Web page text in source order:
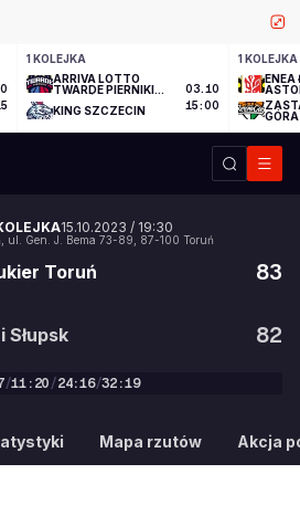
1 KOLEJKA
ARRIVA LOTTO
TWARDE PIERNIKI
KING SZCZECIN
03.10
15:00
1 KOLEJKA
ENEA
GÓRA
15.10.2023 / 19:30
ul. Gen. J. Bema 73-89 87-100 Toruń
Toruń 83
82
Słupsk
/11: 20 /24:16/32 :19
83:82
Mapa rzutów Akcja